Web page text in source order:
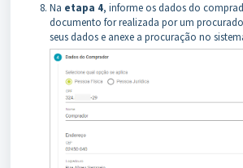
Na etapa 4, informe os dados do
documento for realizada por um
seus dados e anexe a procuração no